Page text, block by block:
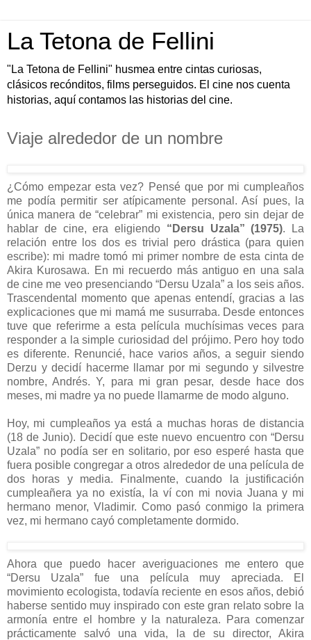
La Tetona de Fellini
"La Tetona de Fellini" husmea entre cintas curiosas,
clásicos recónditos, films perseguidos. El cine nos cuenta
historias, aquí contamos las historias del cine.
Viaje alrededor de un nombre
¿Cómo empezar esta vez? Pensé que por mi cumpleaños
me podía permitir ser atípicamente personal. Así pues, la
única manera de “celebrar” mi existencia, pero sin dejar de
hablar de cine, era eligiendo “Dersu Uzala” (1975). La
relación entre los dos es trivial pero drástica (para quien
escribe): mi madre tomó mi primer nombre de esta cinta de
Akira Kurosawa. En mi recuerdo más antiguo en una sala
de cine me veo presenciando “Dersu Uzala” a los seis años.
Trascendental momento que apenas entendí, gracias a las
explicaciones que mi mamá me susurraba. Desde entonces
tuve que referirme a esta película muchísimas veces para
responder a la simple curiosidad del prójimo. Pero hoy todo
es diferente. Renuncié, hace varios años, a seguir siendo
Derzu y decidí hacerme llamar por mi segundo y silvestre
nombre, Andrés. Y, para mi gran pesar, desde hace dos
meses, mi madre ya no puede llamarme de modo alguno.
Hoy, mi cumpleaños ya está a muchas horas de distancia
(18 de Junio). Decidí que este nuevo encuentro con “Dersu
Uzala” no podía ser en solitario, por eso esperé hasta que
fuera posible congregar a otros alrededor de una película de
dos horas y media. Finalmente, cuando la justificación
cumpleañera ya no existía, la ví con mi novia Juana y mi
hermano menor, Vladimir. Como pasó conmigo la primera
vez, mi hermano cayó completamente dormido.
Ahora que puedo hacer averiguaciones me entero que
“Dersu Uzala” fue una película muy apreciada. El
movimiento ecologista, todavía reciente en esos años, debió
haberse sentido muy inspirado con este gran relato sobre la
armonía entre el hombre y la naturaleza. Para comenzar
prácticamente salvó una vida, la de su director, Akira